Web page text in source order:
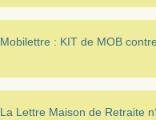
Mobilettre : KIT de MOB
La Lettre Maison de Retraite